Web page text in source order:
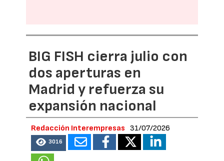
BIG FISH cierra julio con
dos aperturas en
Madrid y refuerza su
expansión nacional
Redacción Interempresas 31/07/2026
3016